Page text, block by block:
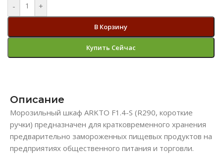
- +
В Корзину
Купить Сейчас
Описание
Морозильный шкаф ARKTO F1.4-S (R290, короткие
ручки) предназначен для кратковременного хранения
предварительно замороженных пищевых продуктов на
предприятиях общественного питания и торговли.